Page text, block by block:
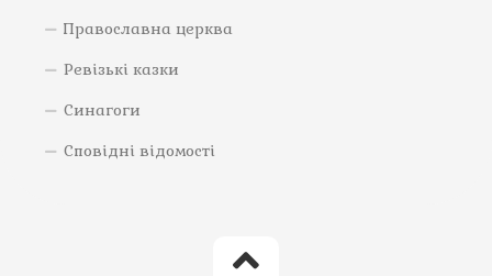
Православна церква
Ревізькі казки
Синагоги
Сповідні відомості